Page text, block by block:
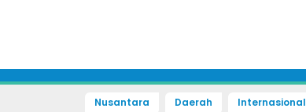
Nusantara Daerah Internasional